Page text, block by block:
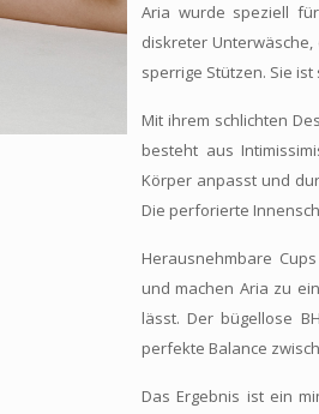
Aria wurde speziell
diskreter
sperrige Stützen. Sie
Mit ihrem schlichten
besteht aus
Körper anpasst und
Die perforierte
Herausnehmbare
und machen Aria zu
lässt. Der bügellose
perfekte Balance
Das Ergebnis ist ein